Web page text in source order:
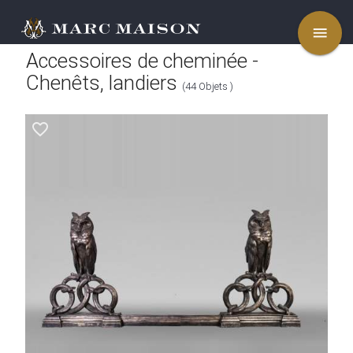
menu
Accessoires de cheminée -
Chenêts, landiers (44 Objets )
favorite_border